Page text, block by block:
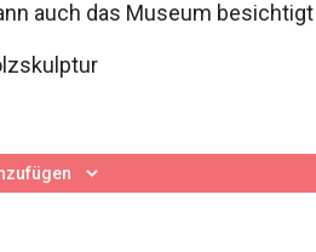
auch das Museum